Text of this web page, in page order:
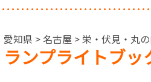
愛知県 > 名古屋 > 栄・伏見・丸
ランプライトブ